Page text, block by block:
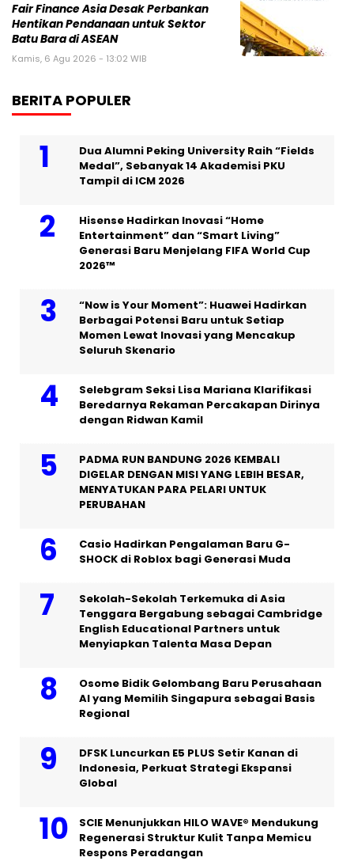
Fair Finance Asia Desak Perbankan
Hentikan Pendanaan untuk Sektor
Batu Bara di ASEAN
Kamis, 6 Agu 2026 - 13:02 WIB
BERITA POPULER
Dua Alumni Peking University Raih “Fields
Medal”, Sebanyak 14 Akademisi PKU
Tampil di ICM 2026
Hisense Hadirkan Inovasi “Home
Entertainment” dan “Smart Living”
Generasi Baru Menjelang FIFA World Cup
2026™
“Now is Your Moment”: Huawei Hadirkan
Berbagai Potensi Baru untuk Setiap
Momen Lewat Inovasi yang Mencakup
Seluruh Skenario
Selebgram Seksi Lisa Mariana Klarifikasi
Beredarnya Rekaman Percakapan Dirinya
dengan Ridwan Kamil
PADMA RUN BANDUNG 2026 KEMBALI
DIGELAR DENGAN MISI YANG LEBIH BESAR,
MENYATUKAN PARA PELARI UNTUK
PERUBAHAN
Casio Hadirkan Pengalaman Baru G-
SHOCK di Roblox bagi Generasi Muda
Sekolah-Sekolah Terkemuka di Asia
Tenggara Bergabung sebagai Cambridge
English Educational Partners untuk
Menyiapkan Talenta Masa Depan
Osome Bidik Gelombang Baru Perusahaan
AI yang Memilih Singapura sebagai Basis
Regional
DFSK Luncurkan E5 PLUS Setir Kanan di
Indonesia, Perkuat Strategi Ekspansi
Global
SCIE Menunjukkan HILO WAVE® Mendukung
Regenerasi Struktur Kulit Tanpa Memicu
Respons Peradangan